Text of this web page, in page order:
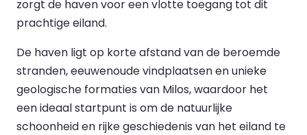
zorgt de haven voor een vlotte toegang tot dit
prachtige eiland.
De haven ligt op korte afstand van de beroemde
stranden, eeuwenoude vindplaatsen en unieke
geologische formaties van Milos, waardoor het
een ideaal startpunt is om de natuurlijke
schoonheid en rijke geschiedenis van het eiland te